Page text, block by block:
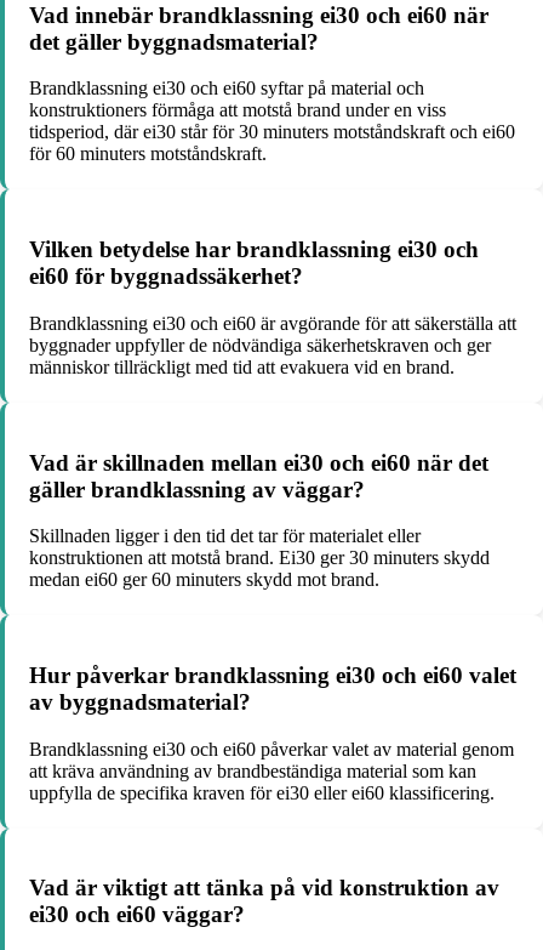
Vad innebär brandklassning ei30 och ei60 när
det gäller byggnadsmaterial?
Brandklassning ei30 och ei60 syftar på material och
konstruktioners förmåga att motstå brand under en viss
tidsperiod, där ei30 står för 30 minuters motståndskraft och ei60
för 60 minuters motståndskraft.
Vilken betydelse har brandklassning ei30 och
ei60 för byggnadssäkerhet?
Brandklassning ei30 och ei60 är avgörande för att säkerställa att
byggnader uppfyller de nödvändiga säkerhetskraven och ger
människor tillräckligt med tid att evakuera vid en brand.
Vad är skillnaden mellan ei30 och ei60 när det
gäller brandklassning av väggar?
Skillnaden ligger i den tid det tar för materialet eller
konstruktionen att motstå brand. Ei30 ger 30 minuters skydd
medan ei60 ger 60 minuters skydd mot brand.
Hur påverkar brandklassning ei30 och ei60 valet
av byggnadsmaterial?
Brandklassning ei30 och ei60 påverkar valet av material genom
att kräva användning av brandbeständiga material som kan
uppfylla de specifika kraven för ei30 eller ei60 klassificering.
Vad är viktigt att tänka på vid konstruktion av
ei30 och ei60 väggar?